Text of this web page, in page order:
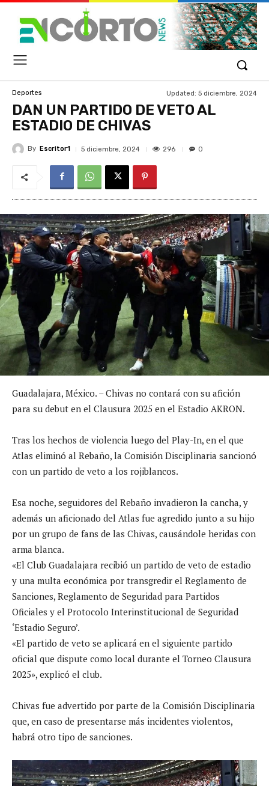
Deportes Updated: 5 diciembre, 2024
DAN UN PARTIDO DE VETO AL
ESTADIO DE CHIVAS
By Escritor1 5 diciembre, 2024 296 0
Guadalajara, México. – Chivas no contará con su afición
para su debut en el Clausura 2025 en el Estadio AKRON.
Tras los hechos de violencia luego del Play-In, en el que
Atlas eliminó al Rebaño, la Comisión Disciplinaria sancionó
con un partido de veto a los rojiblancos.
Esa noche, seguidores del Rebaño invadieron la cancha, y
además un aficionado del Atlas fue agredido junto a su hijo
por un grupo de fans de las Chivas, causándole heridas con
arma blanca.
«El Club Guadalajara recibió un partido de veto de estadio
y una multa económica por transgredir el Reglamento de
Sanciones, Reglamento de Seguridad para Partidos
Oficiales y el Protocolo Interinstitucional de Seguridad
‘Estadio Seguro’.
«El partido de veto se aplicará en el siguiente partido
oficial que dispute como local durante el Torneo Clausura
2025», explicó el club.
Chivas fue advertido por parte de la Comisión Disciplinaria
que, en caso de presentarse más incidentes violentos,
habrá otro tipo de sanciones.